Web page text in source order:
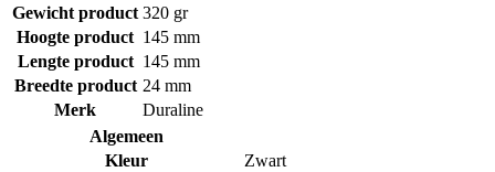
Gewicht product 320 gr
Hoogte product 145 mm
Lengte product 145 mm
Breedte product 24 mm
Merk
Duraline
Algemeen
Kleur
Zwart